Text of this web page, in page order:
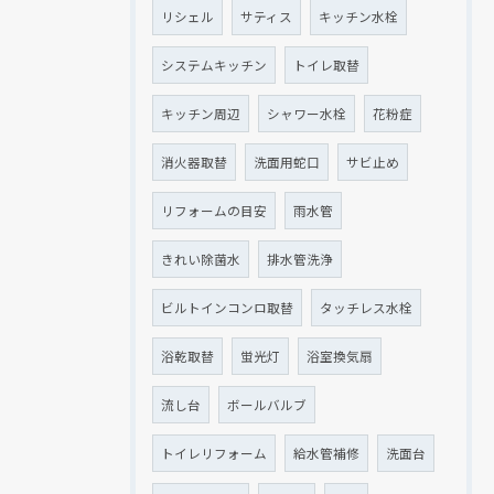
リシェル サティス キッチン水栓
システムキッチン トイレ取替
キッチン周辺 シャワー水栓 花粉症
消火器取替 洗面用蛇口 サビ止め
リフォームの目安 雨水管
きれい除菌水 排水管洗浄
ビルトインコンロ取替 タッチレス水栓
浴乾取替 蛍光灯 浴室換気扇
流し台 ボールバルブ
トイレリフォーム 給水管補修 洗面台